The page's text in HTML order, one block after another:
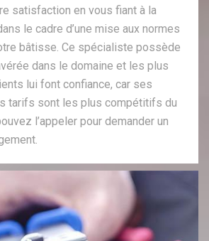
satisfaction en vous fiant à la
le cadre d’une mise aux normes
bâtisse. Ce spécialiste possède
dans le domaine et les plus
lui font confiance, car ses
tarifs sont les plus compétitifs du
l’appeler pour demander un